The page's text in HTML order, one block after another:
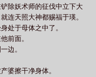
除妖术师的征伐中立下大
连天照大神都赐福于瑛。
处于母体之中了。
前面。
边。
婆擦干净身体。